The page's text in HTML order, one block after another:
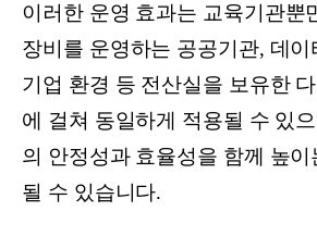
이러한 운영 효과는 교육기관뿐
장비를 운영하는 공공기관, 데
기업 환경 등 전산실을 보유한
에 걸쳐 동일하게 적용될 수 있
의 안정성과 효율성을 함께 높
될 수 있습니다.